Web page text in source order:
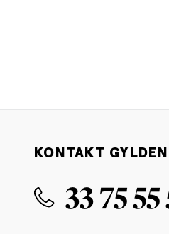
KONTAKT
33 75 55